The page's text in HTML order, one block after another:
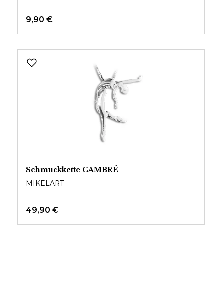
9,90 €
Schmuckkette CAMBRÉ
MIKELART
49,90 €